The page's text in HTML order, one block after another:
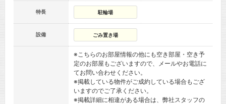
特長 駐輪場
設備 ごみ置き場
※こちらのお部屋情報の他にも空き部屋・空き予
定のお部屋もございますので、メールやお電話に
てお問い合わせください。
※掲載している物件がご成約している場合もござ
いますのでご了承ください。
※掲載詳細に相違がある場合は、弊社スタッフの